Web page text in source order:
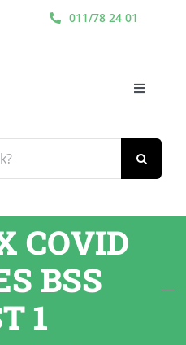
011/78 24 01
Toggle
COVID
BSS
1